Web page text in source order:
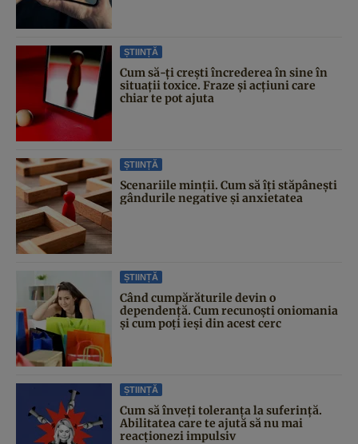
ȘTIINȚĂ
Cum să-ți crești încrederea în sine în
situații toxice. Fraze și acțiuni care
chiar te pot ajuta
ȘTIINȚĂ
Scenariile minții. Cum să îți stăpânești
gândurile negative și anxietatea
ȘTIINȚĂ
Când cumpărăturile devin o
dependență. Cum recunoști oniomania
și cum poți ieși din acest cerc
ȘTIINȚĂ
Cum să înveți toleranța la suferință.
Abilitatea care te ajută să nu mai
reacționezi impulsiv